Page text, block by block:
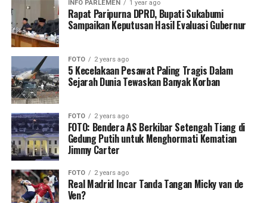
INFO PARLEMEN 1 year ago
Rapat Paripurna DPRD, Bupati Sukabumi
Sampaikan Keputusan Hasil Evaluasi Gubernur
FOTO 2 years ago
5 Kecelakaan Pesawat Paling Tragis Dalam
Sejarah Dunia Tewaskan Banyak Korban
FOTO 2 years ago
FOTO: Bendera AS Berkibar Setengah Tiang di
Gedung Putih untuk Menghormati Kematian
Jimmy Carter
FOTO 2 years ago
Real Madrid Incar Tanda Tangan Micky van de
Ven?